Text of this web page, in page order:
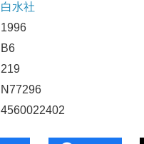
白水社
1996
B6
219
N77296
4560022402